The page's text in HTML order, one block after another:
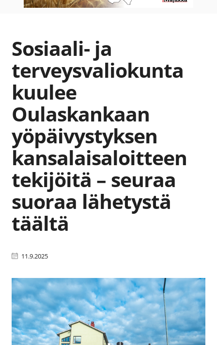
Sosiaali- ja
terveysvaliokunta
kuulee
Oulaskankaan
yöpäivystyksen
kansalaisaloitteen
tekijöitä – seuraa
suoraa lähetystä
täältä
11.9.2025